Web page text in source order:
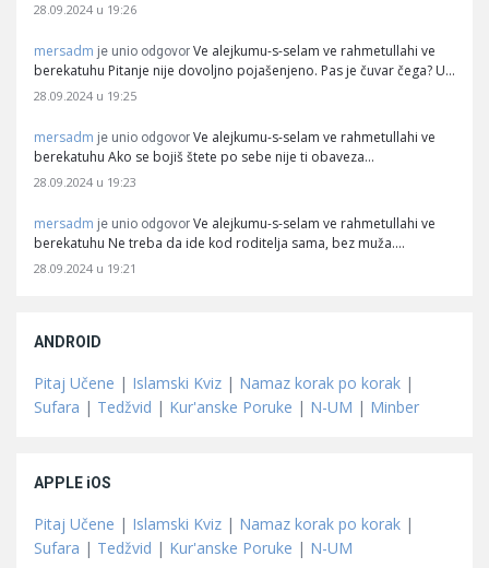
28.09.2024 u 19:26
mersadm je unio odgovor Ve alejkumu-s-selam ve rahmetullahi ve
berekatuhu Pitanje nije dovoljno pojašenjeno. Pas je čuvar čega? U…
28.09.2024 u 19:25
mersadm je unio odgovor Ve alejkumu-s-selam ve rahmetullahi ve
berekatuhu Ako se bojiš štete po sebe nije ti obaveza…
28.09.2024 u 19:23
mersadm je unio odgovor Ve alejkumu-s-selam ve rahmetullahi ve
berekatuhu Ne treba da ide kod roditelja sama, bez muža.…
28.09.2024 u 19:21
ANDROID
Pitaj Učene | Islamski Kviz | Namaz korak po korak |
Sufara | Tedžvid | Kur'anske Poruke | N-UM | Minber
APPLE iOS
Pitaj Učene | Islamski Kviz | Namaz korak po korak |
Sufara | Tedžvid | Kur'anske Poruke | N-UM